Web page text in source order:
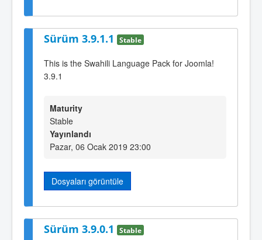
Sürüm 3.9.1.1 Stable
This is the Swahili Language Pack for Joomla!
3.9.1
Maturity
Stable
Yayınlandı
Pazar, 06 Ocak 2019 23:00
Dosyaları görüntüle
Sürüm 3.9.0.1 Stable